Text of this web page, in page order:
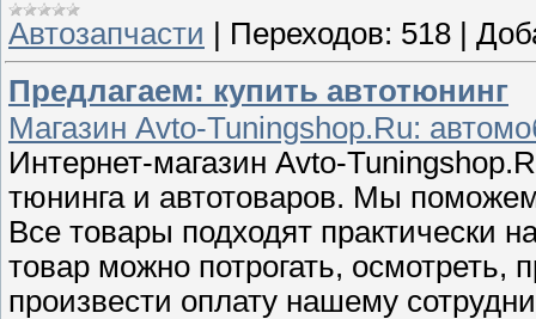
Автозапчасти
Переходов: 518
Предлагаем: купить автотюнинг
Магазин Avto-Tuningshop.Ru:
Интернет-магазин Avto-
тюнинга и автотоваров. Мы
Все товары подходят практически
товар можно потрогать, осмотреть,
произвести оплату нашему